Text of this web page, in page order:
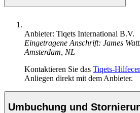
Anbieter: Tiqets International B.V.
Eingetragene Anschrift: James
Amsterdam, NL
Kontaktieren Sie das Tiqets-
Anliegen direkt mit dem Anbieter.
Umbuchung und